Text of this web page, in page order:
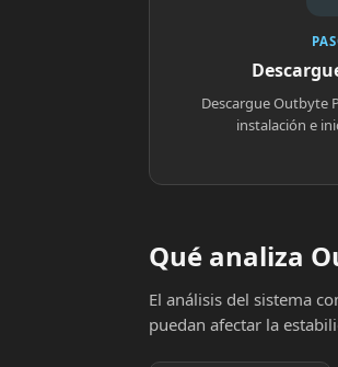
Descargue Outbyte
instalación e
Qué analiza
El análisis del sistema
puedan afectar la